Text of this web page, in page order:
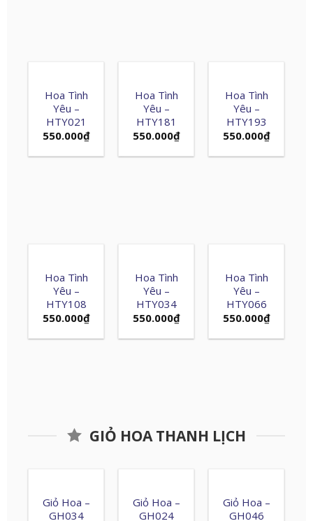
Hoa Tình
Yêu –
HTY021
550.000₫
Hoa Tình
Yêu –
HTY181
550.000₫
Hoa Tình
Yêu –
HTY193
550.000₫
Hoa Tình
Yêu –
HTY108
550.000₫
Hoa Tình
Yêu –
HTY034
550.000₫
Hoa Tình
Yêu –
HTY066
550.000₫
GIỎ HOA THANH LỊCH
Giỏ Hoa –
GH034
Giỏ Hoa –
GH024
Giỏ Hoa –
GH046